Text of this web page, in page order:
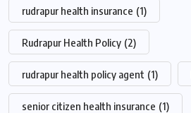
rudrapur health insurance (1)
Rudrapur Health Policy (2)
rudrapur health policy agent (1)
senior citizen health insurance (1)